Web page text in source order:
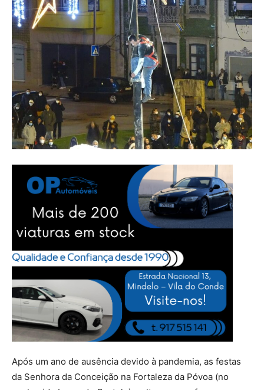
Após um ano de ausência devido à pandemia, as festas
da Senhora da Conceição na Fortaleza da Póvoa (no